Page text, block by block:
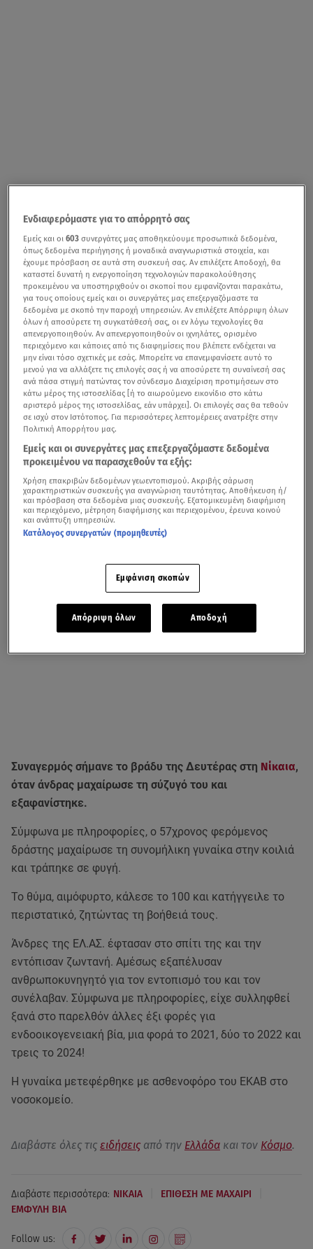
Συναγερμός σήμανε το βράδυ της Δευτέρας στη Νίκαια,
όταν άνδρας μαχαίρωσε τη σύζυγό του και
εξαφανίστηκε.
Σύμφωνα με πληροφορίες, ο 57χρονος φερόμενος
δράστης μαχαίρωσε τη συνομήλικη γυναίκα στην κοιλιά
και τράπηκε σε φυγή.
Το θύμα, αιμόφυρτο, κάλεσε το 100 και κατήγγειλε το
περιστατικό, ζητώντας τη βοήθειά τους.
Άνδρες της ΕΛ.ΑΣ. έφτασαν στο σπίτι της και την
εντόπισαν ζωντανή. Αμέσως εξαπέλυσαν
ανθρωποκυνηγητό για τον εντοπισμό του και τον
συνέλαβαν. Σύμφωνα με πληροφορίες, είχε συλληφθεί
ξανά στο παρελθόν άλλες έξι φορές για
ενδοοικογενειακή βία, μια φορά το 2021, δύο το 2022 και
τρεις το 2024!
Η γυναίκα μετεφέρθηκε με ασθενοφόρο του ΕΚΑΒ στο
νοσοκομείο.
Διαβάστε όλες τις ειδήσεις από την Ελλάδα και τον Κόσμο.
Διαβάστε περισσότερα: ΝΙΚΑΙΑ ΕΠΙΘΕΣΗ ΜΕ ΜΑΧΑΙΡΙ
ΕΜΦΥΛΗ ΒΙΑ
Follow us:
Ενδιαφερόμαστε για το απόρρητό σας
Εμείς και οι603 συνεργάτες μας αποθηκεύουμε προσωπικά δεδομένα,
όπως δεδομένα περιήγησης ή μοναδικά αναγνωριστικά στοιχεία, και
έχουμε πρόσβαση σε αυτά στη συσκευή σας. Αν επιλέξετε Αποδοχή, θα
καταστεί δυνατή η ενεργοποίηση τεχνολογιών παρακολούθησης
προκειμένου να υποστηριχθούν οι σκοποί που εμφανίζονται παρακάτω,
για τους οποίους εμείς και οι συνεργάτες μας επεξεργαζόμαστε τα
δεδομένα με σκοπό την παροχή υπηρεσιών. Αν επιλέξετε Απόρριψη όλων
όλων ή αποσύρετε τη συγκατάθεσή σας, οι εν λόγω τεχνολογίες θα
απενεργοποιηθούν. Αν απενεργοποιηθούν οι ιχνηλάτες, ορισμένο
περιεχόμενο και κάποιες από τις διαφημίσεις που βλέπετε ενδέχεται να
μην είναι τόσο σχετικές με εσάς. Μπορείτε να επανεμφανίσετε αυτό το
μενού για να αλλάξετε τις επιλογές σας ή να αποσύρετε τη συναίνεσή σας
ανά πάσα στιγμή πατώντας τον σύνδεσμο Διαχείριση προτιμήσεων στο
κάτω μέρος της ιστοσελίδας [ή το αιωρούμενο εικονίδιο στο κάτω
αριστερό μέρος της ιστοσελίδας, εάν υπάρχει]. Οι επιλογές σας θα τεθούν
σε ισχύ στον Ιστότοπος. Για περισσότερες λεπτομέρειες ανατρέξτε στην
Πολιτική Απορρήτου μας.
Εμείς και οι συνεργάτες μας επεξεργαζόμαστε δεδομένα
προκειμένου να παρασχεθούν τα εξής:
Χρήση επακριβών δεδομένων γεωεντοπισμού. Ακριβής σάρωση
χαρακτηριστικών συσκευής για αναγνώριση ταυτότητας. Αποθήκευση ή/
και πρόσβαση στα δεδομένα μιας συσκευής. Εξατομικευμένη διαφήμιση
και περιεχόμενο, μέτρηση διαφήμισης και περιεχομένου, έρευνα κοινού
και ανάπτυξη υπηρεσιών.
Κατάλογος συνεργατών (προμηθευτές)
Εμφάνιση σκοπών
Απόρριψη όλων Αποδοχή